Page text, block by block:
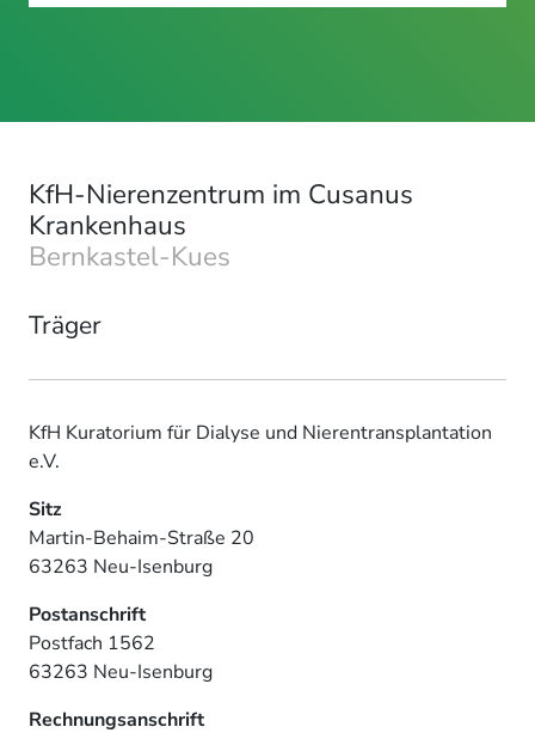
KfH-Nierenzentrum im Cusanus
Krankenhaus
Bernkastel-Kues
Träger
KfH Kuratorium für Dialyse und Nierentransplantation
e.V.
Sitz
Martin-Behaim-Straße 20
63263 Neu-Isenburg
Postanschrift
Postfach 1562
63263 Neu-Isenburg
Rechnungsanschrift